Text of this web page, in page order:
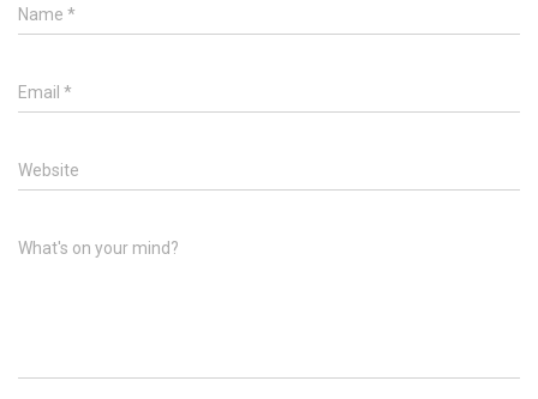
Name *
Email *
Website
What's on your mind?